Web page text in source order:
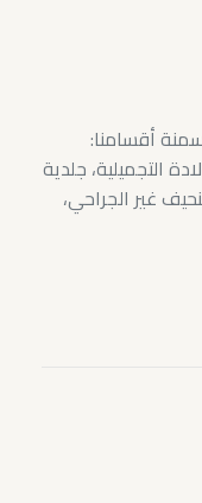
أقسامنا:
التجميلية، جلدية
غير الجراحي،